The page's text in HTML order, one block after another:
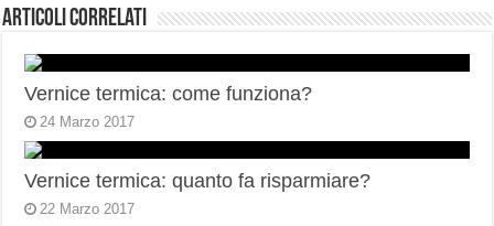
Articoli correlati
Vernice termica: come funziona?
24 Marzo 2017
Vernice termica: quanto fa risparmiare?
22 Marzo 2017